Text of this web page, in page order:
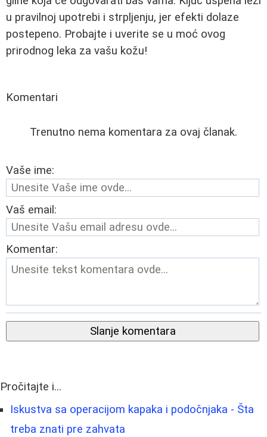
u pravilnoj upotrebi i strpljenju, jer efekti dolaze
postepeno. Probajte i uverite se u moć ovog
prirodnog leka za vašu kožu!
Komentari
Trenutno nema komentara za ovaj članak.
Vaše ime:
Vaš email:
Komentar:
Slanje komentara
Pročitajte i...
Iskustva sa operacijom kapaka i podočnjaka - Šta
treba znati pre zahvata